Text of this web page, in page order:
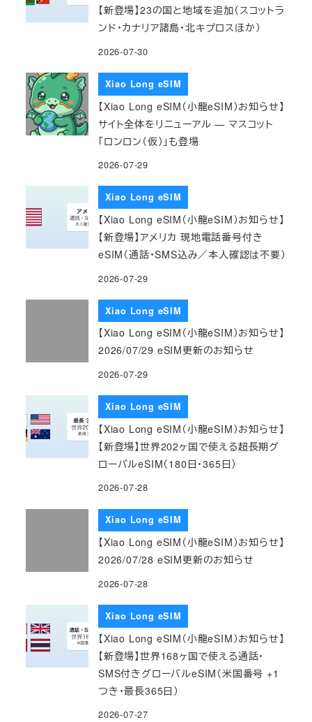
【新登場】23の国と地域を追加（スコットラ
ンド・カナリア諸島・北キプロスほか）
2026-07-30
Xiao Long eSIM
【Xiao Long eSIM（小龍eSIM）お知らせ】
サイト全体をリニューアル — マスコット
「ロンロン（仮）」も登場
2026-07-29
Xiao Long eSIM
【Xiao Long eSIM（小龍eSIM）お知らせ】
【新登場】アメリカ 現地電話番号付き
eSIM（通話・SMS込み／本人確認は不要）
2026-07-29
Xiao Long eSIM
【Xiao Long eSIM（小龍eSIM）お知らせ】
2026/07/29 eSIM更新のお知らせ
2026-07-29
Xiao Long eSIM
【Xiao Long eSIM（小龍eSIM）お知らせ】
【新登場】世界202ヶ国で使える超長期グ
ローバルeSIM（180日・365日）
2026-07-28
Xiao Long eSIM
【Xiao Long eSIM（小龍eSIM）お知らせ】
2026/07/28 eSIM更新のお知らせ
2026-07-28
Xiao Long eSIM
【Xiao Long eSIM（小龍eSIM）お知らせ】
【新登場】世界168ヶ国で使える通話・
SMS付きグローバルeSIM（米国番号 +1
つき・最長365日）
2026-07-27